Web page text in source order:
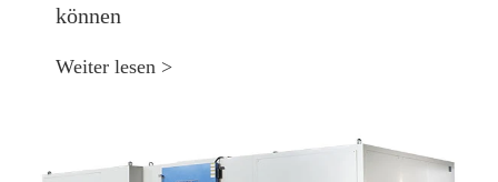
können
Weiter lesen >